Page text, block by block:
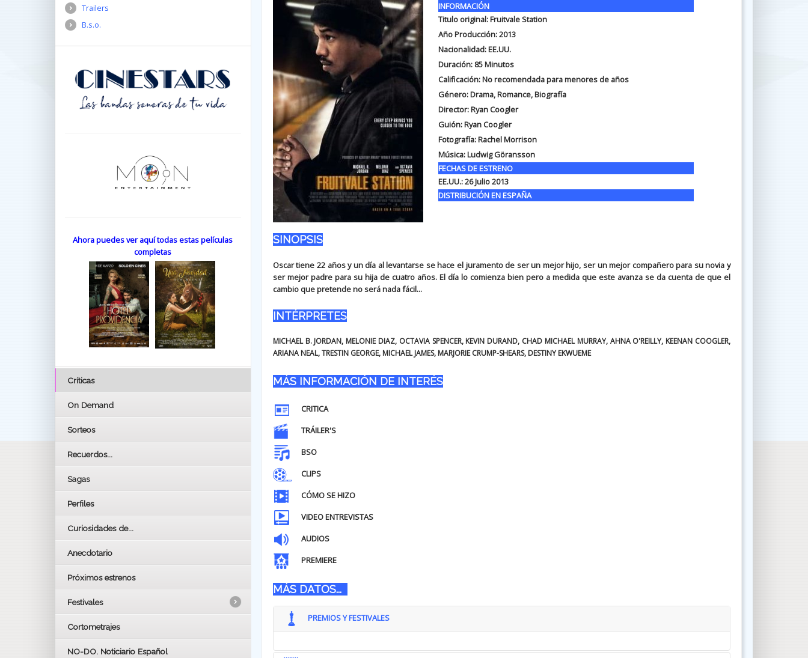
INFORMACIÓN
Titulo original:Fruitvale Station
Año Producción: 2013
Nacionalidad: EE.UU.
Duración: 85 Minutos
Calificación: No recomendada para menores de años
Género: Drama, Romance, Biografía
Director: Ryan Coogler
Guión:Ryan Coogler
Fotografía:Rachel Morrison
Música:Ludwig Göransson
FECHAS DE ESTRENO
EE.UU.:26 Julio 2013
DISTRIBUCIÓN EN ESPAÑA
SINOPSIS
Oscar tiene 22 años y un día al levantarse se hace el juramento de ser un mejor hijo, ser un mejor compañero para su novia y
ser mejor padre para su hija de cuatro años. El día lo comienza bien pero a medida que este avanza se da cuenta de que el
cambio que pretende no será nada fácil...
INTÉRPRETES
MICHAEL B. JORDAN, MELONIE DIAZ, OCTAVIA SPENCER, KEVIN DURAND, CHAD MICHAEL MURRAY, AHNA O'REILLY, KEENAN COOGLER,
ARIANA NEAL, TRESTIN GEORGE, MICHAEL JAMES, MARJORIE CRUMP-SHEARS, DESTINY EKWUEME
MÁS INFORMACIÓN DE INTERÉS
CRITICA
TRÁILER'S
BSO
CLIPS
CÓMO SE HIZO
VIDEO ENTREVISTAS
AUDIOS
PREMIERE
MÁS DATOS...
PREMIOS Y FESTIVALES
Trailers
B.s.o.
Ahora puedes ver aquí todas estas películas
completas
Críticas
On Demand
Sorteos
Recuerdos...
Sagas
Perfiles
Curiosidades de...
Anecdotario
Próximos estrenos
Festivales
LOS OSCARS
Cortometrajes
NO-DO. Noticiario Español